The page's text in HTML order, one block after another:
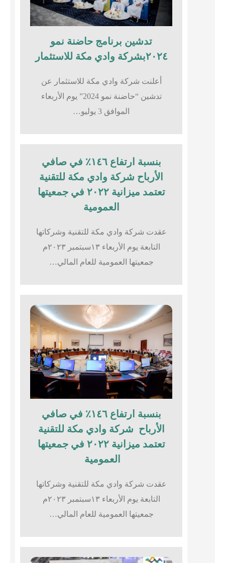
تدشين برنامج حاضنة نمو
٢٠٢٤بشركة وادي مكة للاستثمار
أعلنت شركة وادي مكة للاستثمار عن
تدشين “حاضنة نمو 2024” يوم الأربعاء
الموافق 3 يوليو…
بنسبة ارتفاع ١٤٦٪؜ في صافي
الأرباح شركة وادي مكة للتقنية
تعتمد ميزانية ٢٠٢٢ في جمعيتها
العمومية
عقدت شركة وادي مكة للتقنية وشركاتها
التابعة يوم الأربعاء ١٣سبتمبر ٢٠٢٣م
جمعيتها العمومية للعام المالي…
بنسبة ارتفاع ١٤٦٪؜ في صافي
الأرباح شركة وادي مكة للتقنية
تعتمد ميزانية ٢٠٢٢ في جمعيتها
العمومية
عقدت شركة وادي مكة للتقنية وشركاتها
التابعة يوم الأربعاء ١٣سبتمبر ٢٠٢٣م
جمعيتها العمومية للعام المالي…